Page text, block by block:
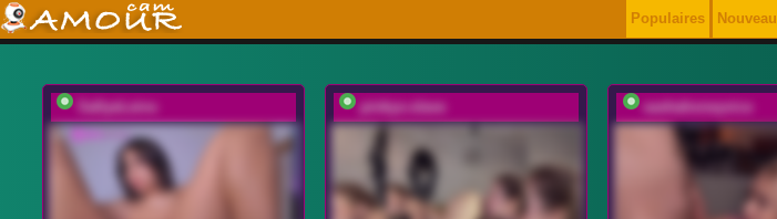
Populaires Nouveau
SallyeLeins pinkys-slave sashahoneyvice